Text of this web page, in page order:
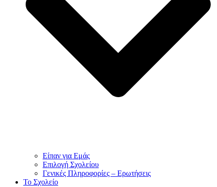
Είπαν για Εμάς
Επιλογή Σχολείου
Γενικές Πληροφορίες – Ερωτήσεις
To Σχολείο